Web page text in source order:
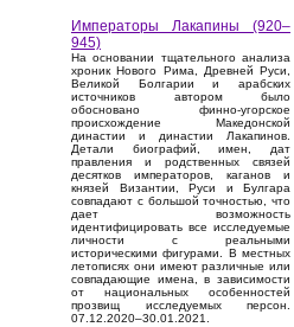
Императоры Лакапины (920–
945)
На основании тщательного анализа
хроник Нового Рима, Древней Руси,
Великой Болгарии и арабских
источников автором было
обосновано финно-угорское
происхождение Македонской
династии и династии Лакапинов.
Детали биографий, имен, дат
правления и родственных связей
десятков императоров, каганов и
князей Византии, Руси и Булгара
совпадают с большой точностью, что
дает возможность
идентифицировать все исследуемые
личности с реальными
историческими фигурами. В местных
летописях они имеют различные или
совпадающие имена, в зависимости
от национальных особенностей
прозвищ исследуемых персон.
07.12.2020–30.01.2021.